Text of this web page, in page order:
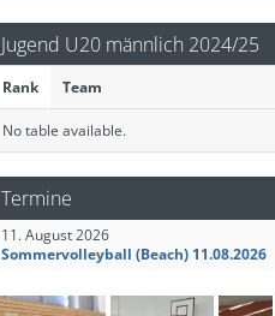
Jugend U20 männlich 2024/25
Rank Team
No table available.
Termine
11. August 2026
Sommervolleyball (Beach) 11.08.2026